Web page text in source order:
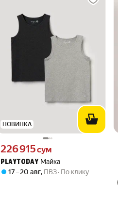
НОВИНКА
PLAYTODAY Майка
Цена 226915 сум вместо
226 915сум
17 – 20 авг, ПВЗ По клику